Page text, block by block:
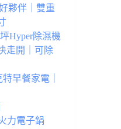
夥伴｜雙重
Hyper除濕機
走開｜可除
早餐家電｜
力電子鍋